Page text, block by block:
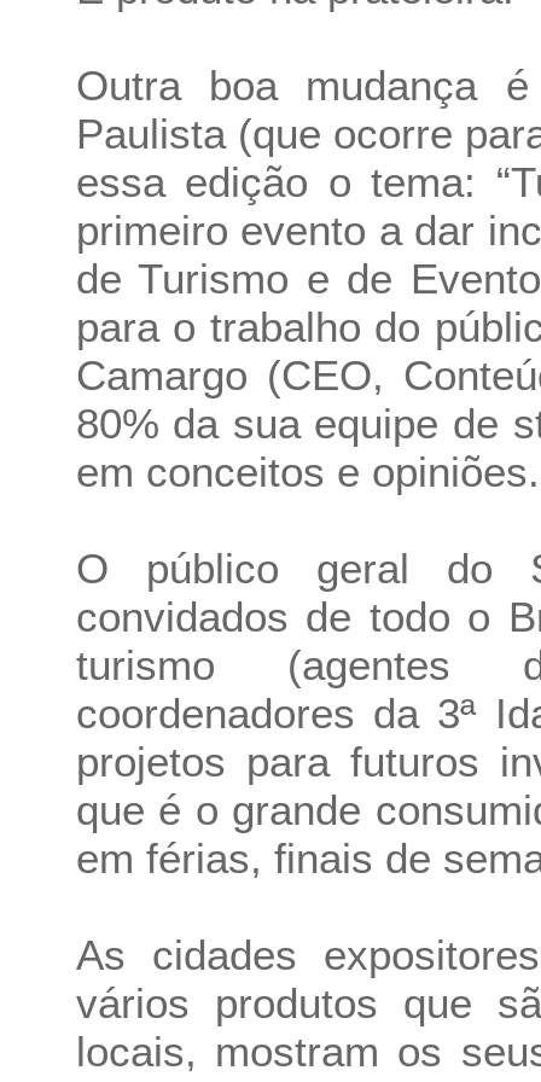
Outra boa mudança
Paulista (que ocorre
essa edição o tema:
primeiro evento a dar
de Turismo e de
para o trabalho do
Camargo (CEO,
80% da sua equipe de
em conceitos e opiniões.
O público geral do
convidados de todo o
turismo (agentes
coordenadores da 3ª
projetos para futuros
que é o grande
em férias, finais de
As cidades
vários produtos que
locais, mostram os